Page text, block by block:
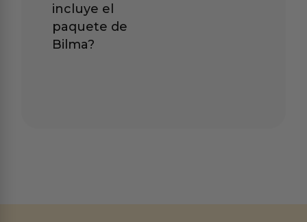
incluye el
paquete de
Bilma?